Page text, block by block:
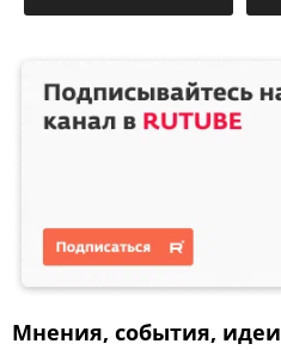
Мнения, события, идеи